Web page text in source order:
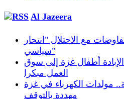
Al Jazeera
مع الاحتلال "انتحار
سياسي"
أطفال غزة إلى سوق
العمل مبكرا
مولدات الكهرباء في غزة
مهددة بالتوقف